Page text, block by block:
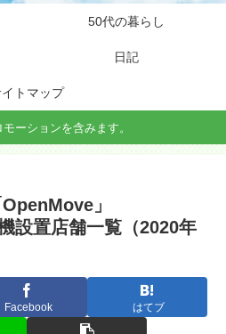
50代の暮らし
日記
トマップ
ーションを含みます。
」
設置店舗一覧（2020年
Facebook はてブ